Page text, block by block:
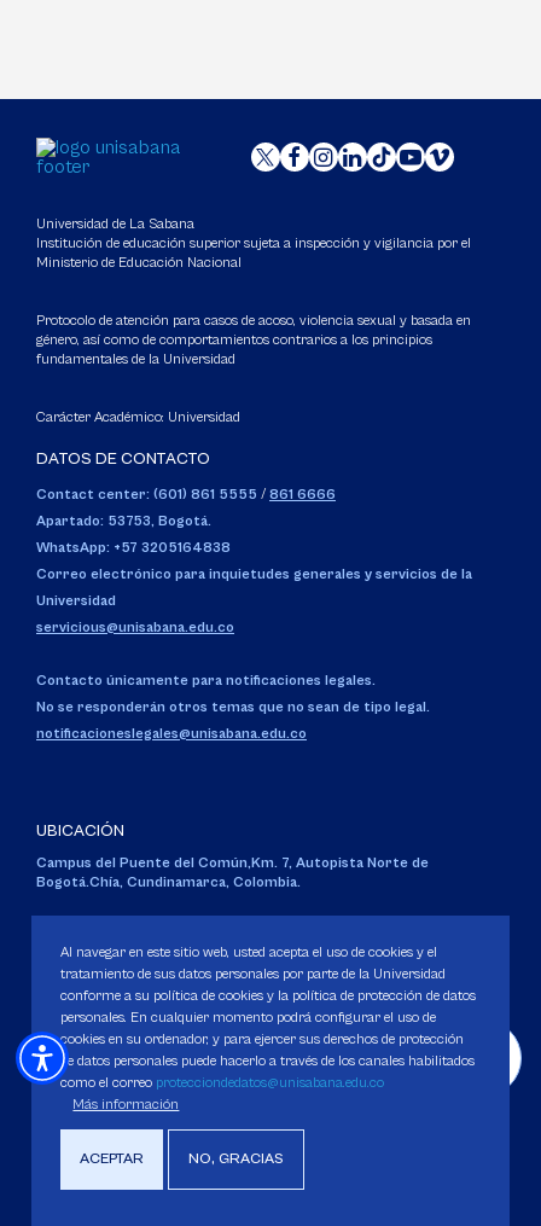
Universidad de La Sabana
Institución de educación superior sujeta a inspección y vigilancia por el
Ministerio de Educación Nacional
Protocolo de atención para casos de acoso, violencia sexual y basada en
género, así como de comportamientos contrarios a los principios
fundamentales de la Universidad
Carácter Académico: Universidad
DATOS DE CONTACTO
Contact center: (601) 861 5555 / 861 6666
Apartado: 53753, Bogotá.
WhatsApp: +57 3205164838
Correo electrónico para inquietudes generales y servicios de la
Universidad
servicious@unisabana.edu.co
Contacto únicamente para notificaciones legales.
No se responderán otros temas que no sean de tipo legal.
notificacioneslegales@unisabana.edu.co
UBICACIÓN
Campus del Puente del Común, Km. 7, Autopista Norte de
Bogotá.Chía, Cundinamarca, Colombia.
Personería Jurídica:Resolución 130 del 14 de enero de 1980.
Ministerio de Educación Nacional.
Política de Protección de datos
Derechos Pecuniarios
Al navegar en este sitio web, usted acepta el uso de cookies y el
tratamiento de sus datos personales por parte de la Universidad
conforme a su política de cookies y la política de protección de datos
personales. En cualquier momento podrá configurar el uso de
cookies en su ordenador, y para ejercer sus derechos de protección
de datos personales puede hacerlo a través de los canales habilitados
como el correo protecciondedatos@unisabana.edu.co
Más información
ACEPTAR NO, GRACIAS